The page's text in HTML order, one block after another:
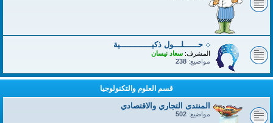
܀ حــــــلـــول ذكيـــــــــــــية
المشرف: سعاد نيسان
مواضيع: 238
قسم العلوم والتكنولوجيا
المنتدى التجاري والاقتصادي
مواضيع: 502